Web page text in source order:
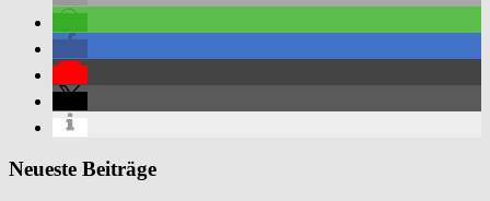
Neueste Beiträge